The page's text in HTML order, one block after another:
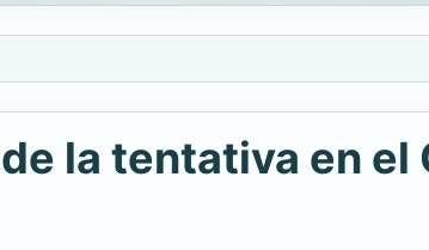
la tentativa en el